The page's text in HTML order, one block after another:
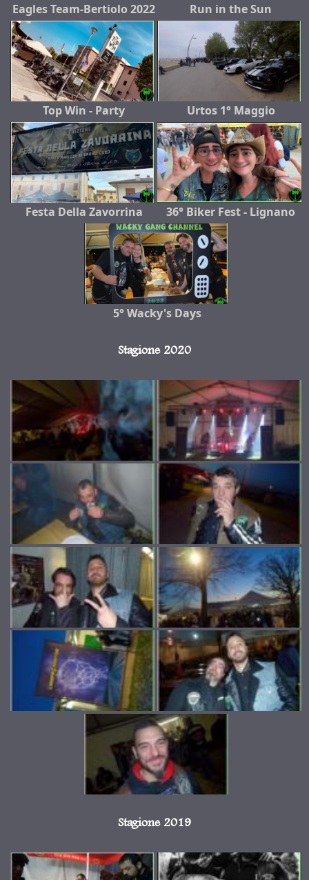
Eagles Team-Bertiolo 2022 Run in the Sun
Top Win - Party Urtos 1° Maggio
Festa Della Zavorrina 36° Biker Fest - Lignano
5° Wacky's Days
Stagione 2020
Stagione 2019